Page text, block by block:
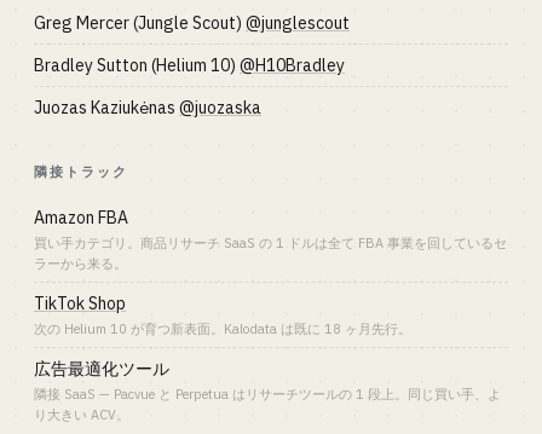
Greg Mercer (Jungle Scout) @junglescout
Bradley Sutton (Helium 10) @H10Bradley
Juozas Kaziukėnas @juozaska
隣接トラック
Amazon FBA
買い手カテゴリ。商品リサーチ SaaS の 1 ドルは全て FBA 事業を回しているセ
ラーから来る。
TikTok Shop
次の Helium 10 が育つ新表面。Kalodata は既に 18 ヶ月先行。
広告最適化ツール
隣接 SaaS — Pacvue と Perpetua はリサーチツールの 1 段上。同じ買い手、よ
り大きい ACV。